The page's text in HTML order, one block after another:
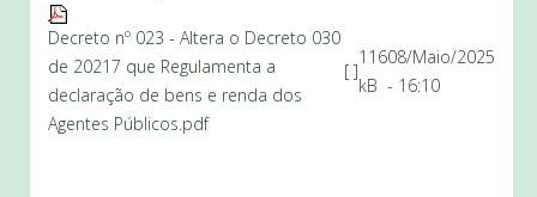
Decreto nº 023 - Altera o Decreto 030
de 20217 que Regulamenta a
declaração de bens e renda dos
Agentes Públicos.pdf
[ ]
116
kB
08/Maio/2025
- 16:10